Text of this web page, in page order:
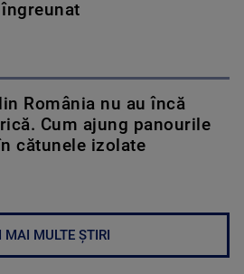
România nu au încă
Cum ajung panourile
cătunele izolate
MAI MULTE ȘTIRI